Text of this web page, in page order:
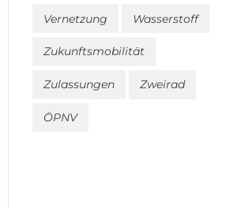
Vernetzung Wasserstoff
Zukunftsmobilität
Zulassungen Zweirad
ÖPNV